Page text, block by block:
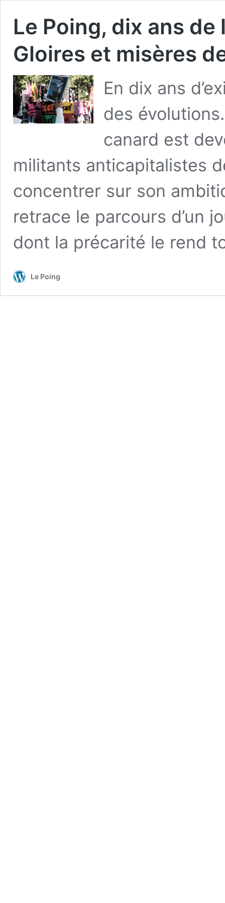
Le Poing, dix ans
Gloires et misères
En dix ans
des
canard est
militants anticapitalistes
concentrer sur son
retrace le parcours d’un
dont la précarité le rend
Le Poing